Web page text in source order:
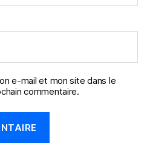
e-mail et mon site dans le
commentaire.